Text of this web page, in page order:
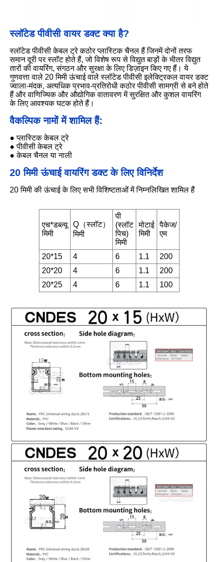
स्लॉटेड पीवीसी वायर डक्ट क्या है?
स्लॉटेड पीवीसी केबल ट्रे कठोर प्लास्टिक चैनल हैं जिनमें दोनों तरफ
समान दूरी पर स्लॉट होते हैं, जो विशेष रूप से विद्युत बाड़ों के भीतर विद्युत
तारों की वायरिंग, संगठन और सुरक्षा के लिए डिज़ाइन किए गए हैं। ये
गुणवत्ता वाले 20 मिमी ऊंचाई वाले स्लॉटेड पीवीसी इलेक्ट्रिकल वायर डक्ट
ज्वाला-मंदक, अत्यधिक प्रभाव-प्रतिरोधी कठोर पीवीसी सामग्री से बने होते
हैं और वाणिज्यिक और औद्योगिक वातावरण में सुरक्षित और कुशल वायरिंग
के लिए आवश्यक घटक होते हैं।
वैकल्पिक नामों में शामिल हैं:
● प्लास्टिक केबल ट्रे
● पीवीसी केबल ट्रे
● केबल चैनल या नाली
20 मिमी ऊंचाई वायरिंग डक्ट के लिए विनिर्देश
20 मिमी की ऊंचाई के लिए सभी विशिष्टताओं में निम्नलिखित शामिल हैं
एच*डब्ल्यू
मिमी
Q（स्लॉट）
मिमी
पी
(स्लॉट
पिच)
मिमी
मोटाई
मिमी
पैकेज/
एम
20*15 4 6 1.1
200
20*20
4 6 1.1
200
20*25
4 6 1.1 100